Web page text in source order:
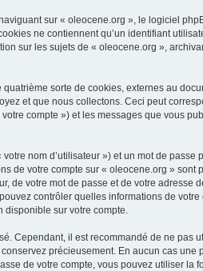
sur « oleocene.org », le logiciel
ne contiennent qu’un identifiant
sur les sujets de « oleocene.org »,
sorte de cookies, externes au
et que nous collectons. Ceci peut
compte ») et les messages que vous
nom d’utilisateur ») et un mot de
de votre compte sur « oleocene.org »
de votre mot de passe et de votre
contrôler quelles informations de
sur votre compte.
Cependant, il est recommandé de ne
précieusement. En aucun cas
de votre compte, vous pouvez utiliser la